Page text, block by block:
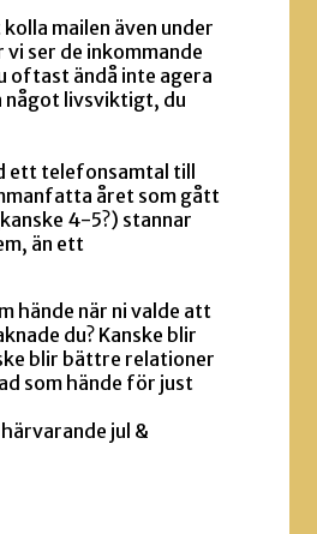
mailen även under
ser de inkommande
oftast ändå inte agera
något livsviktigt, du
ett telefonsamtal till
året som gått
4-5?) stannar
än ett
hände när ni valde att
du? Kanske blir
blir bättre relationer
som hände för just
jul &